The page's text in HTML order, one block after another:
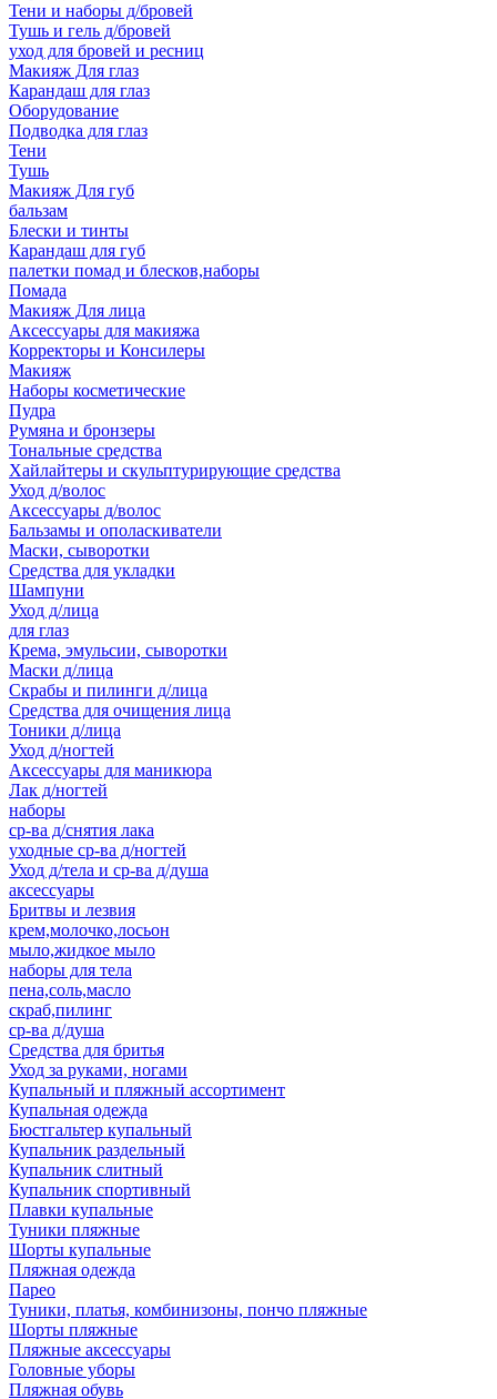
Тени и наборы д/бровей
Тушь и гель д/бровей
уход для бровей и ресниц
Макияж Для глаз
Карандаш для глаз
Оборудование
Подводка для глаз
Тени
Тушь
Макияж Для губ
бальзам
Блески и тинты
Карандаш для губ
палетки помад и блесков,наборы
Помада
Макияж Для лица
Аксессуары для макияжа
Корректоры и Консилеры
Макияж
Наборы косметические
Пудра
Румяна и бронзеры
Тональные средства
Хайлайтеры и скульптурирующие средства
Уход д/волос
Аксессуары д/волос
Бальзамы и ополаскиватели
Маски, сыворотки
Средства для укладки
Шампуни
Уход д/лица
для глаз
Крема, эмульсии, сыворотки
Маски д/лица
Скрабы и пилинги д/лица
Средства для очищения лица
Тоники д/лица
Уход д/ногтей
Аксессуары для маникюра
Лак д/ногтей
наборы
ср-ва д/снятия лака
уходные ср-ва д/ногтей
Уход д/тела и ср-ва д/душа
аксессуары
Бритвы и лезвия
крем,молочко,лосьон
мыло,жидкое мыло
наборы для тела
пена,соль,масло
скраб,пилинг
ср-ва д/душа
Средства для бритья
Уход за руками, ногами
Купальный и пляжный ассортимент
Купальная одежда
Бюстгальтер купальный
Купальник раздельный
Купальник слитный
Купальник спортивный
Плавки купальные
Туники пляжные
Шорты купальные
Пляжная одежда
Парео
Туники, платья, комбинизоны, пончо пляжные
Шорты пляжные
Пляжные аксессуары
Головные уборы
Пляжная обувь